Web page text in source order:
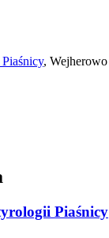
, Wejherowo
Piaśnicy